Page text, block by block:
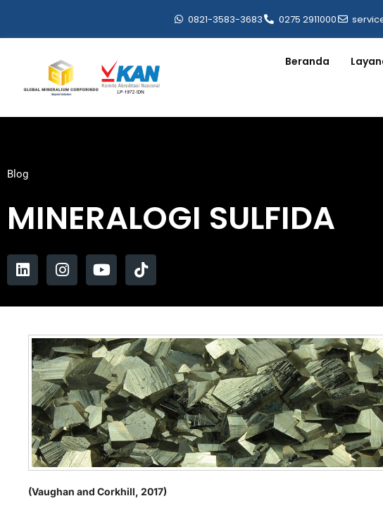
0821-3583-3683 0275 2911000
Beranda
Blog
MINERALOGI SULFIDA
(Vaughan and Corkhill, 2017)